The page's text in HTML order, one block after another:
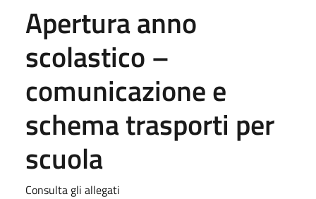
Apertura anno
scolastico –
comunicazione e
schema trasporti per
scuola
Consulta gli allegati